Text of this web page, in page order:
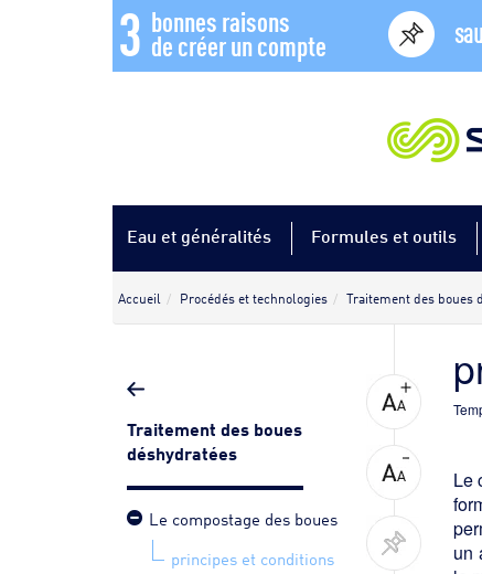
3 bonnes raisons
de créer un compte
Eau et généralités Formules et outils
Accueil Procédés et technologies Traitement des boues
Traitement des boues
déshydratées
Le compostage des boues
principes et conditions
Le
un